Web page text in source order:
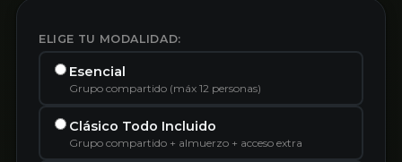
ELIGE TU MODALIDAD:
Esencial
Grupo compartido (máx 12 personas)
Clásico Todo Incluido
Grupo compartido + almuerzo + acceso extra